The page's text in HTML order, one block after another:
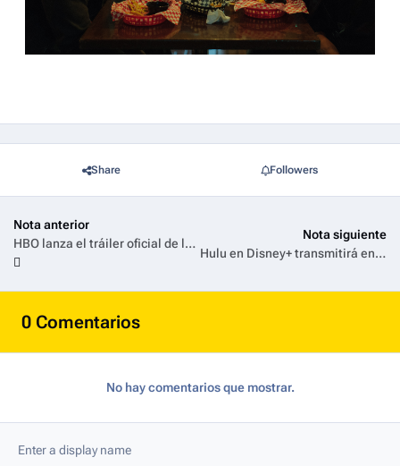
Share Followers
Nota anterior
HBO lanza el tráiler oficial de la tercera temporada de 'La Casa del Dragón'
Nota siguiente
Hulu en Disney+ transmitirá en vivo y en directo los festivales de música Bonnaroo, Lollapalooza y Austin City Limits
0 Comentarios
No hay comentarios que mostrar.